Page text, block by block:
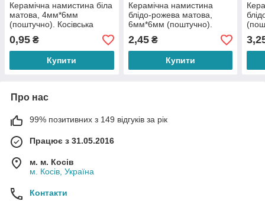
Керамічна намистина біла
матова, 4мм*6мм
(поштучно). Косівська
кераміка намистини
ручної роботи.
0,95 ₴
Купити
Керамічна намистина
блідо-рожева матова,
6мм*6мм (поштучно).
Косівська кераміка
намистини ручної роботи.
2,45₴
Купити
Про нас
99% позитивних з 149 відгуків за рік
Працює з 31.05.2016
м. м. Косів
м. Косів, Україна
Контакти